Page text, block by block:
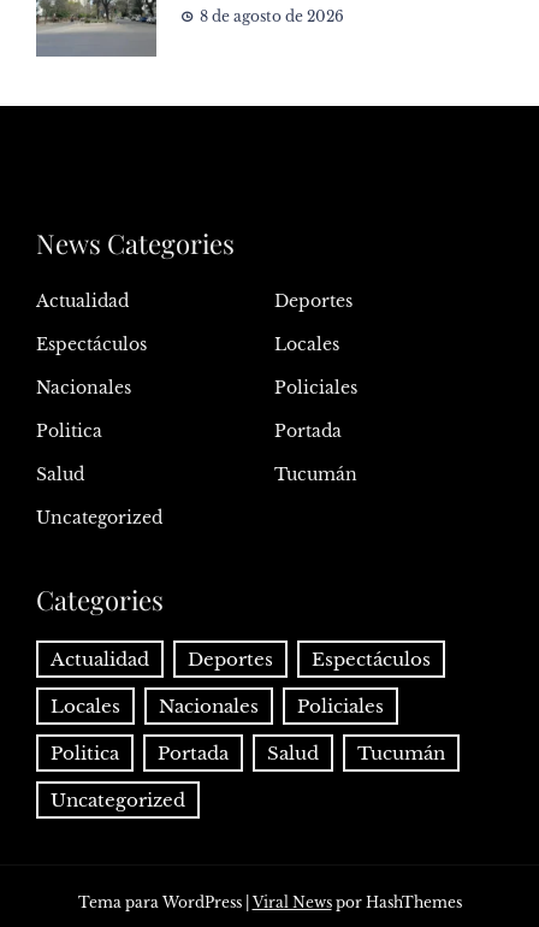
8 de agosto de 2026
News Categories
Actualidad
Deportes
Espectáculos
Locales
Nacionales
Policiales
Politica
Portada
Salud
Tucumán
Uncategorized
Categories
Actualidad Deportes Espectáculos
Locales Nacionales Policiales
Politica Portada Salud Tucumán
Uncategorized
Tema para WordPress Viral Newspor HashThemes